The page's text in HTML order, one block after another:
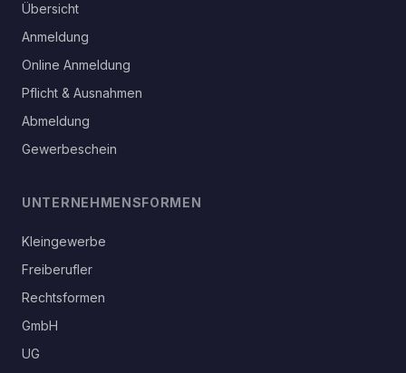
Übersicht
Anmeldung
Online Anmeldung
Pflicht & Ausnahmen
Abmeldung
Gewerbeschein
UNTERNEHMENSFORMEN
Kleingewerbe
Freiberufler
Rechtsformen
GmbH
UG